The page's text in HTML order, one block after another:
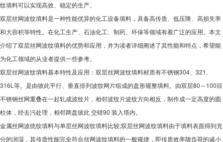
纹填料可以实现高效、稳定的生产。
双层丝网波纹填料是一种性能优异的化工设备填料，具备高传质、低压降、高损失率
和大容积等特性。在化工生产、石油化工、制药、环保等领域有着广泛的应用。本文
介绍了双层丝网波纹填料的优势和应用，并为读者详细阐述了其性能和特点，希望能
为化工领域的从业者提供一些参考。
双层丝网波纹填料基本特性及应用：双层丝网波纹填料材质有不锈钢304、321、
316L等。是由彼此平行、垂直排列波纹网片组成的盘形规整填料。由双层80～100目
不锈钢丝网重叠在一起轧成波纹片，相邻波纹片波纹方向相反，制作成一定高度的圆
柱体，经去污处理，相邻两盘彼此 交错90 装入塔内。
金属丝网波统纹填料与单层丝网波纹填料比较;双层丝网波纹填料由于填料表面得到充
分的润湿，其传质性能完全符合丝网波纹填料的一般规律，即传质效率随负荷的减小